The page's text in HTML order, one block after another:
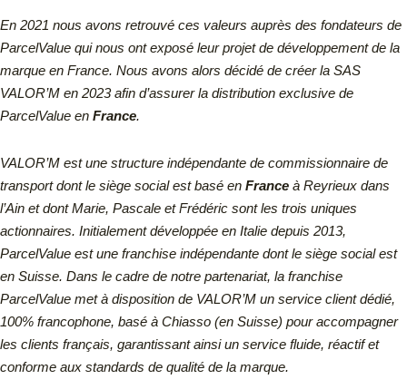
En 2021 nous avons retrouvé ces valeurs auprès des fondateurs de
ParcelValue qui nous ont exposé leur projet de développement de la
marque en France. Nous avons alors décidé de créer la SAS
VALOR’M en 2023 afin d’assurer la distribution exclusive de
ParcelValue en France.
VALOR’M est une structure indépendante de commissionnaire de
transport dont le siège social est basé en France à Reyrieux dans
l’Ain et dont Marie, Pascale et Frédéric sont les trois uniques
actionnaires. Initialement développée en Italie depuis 2013,
ParcelValue est une franchise indépendante dont le siège social est
en Suisse. Dans le cadre de notre partenariat, la franchise
ParcelValue met à disposition de VALOR’M un service client dédié,
100% francophone, basé à Chiasso (en Suisse) pour accompagner
les clients français, garantissant ainsi un service fluide, réactif et
conforme aux standards de qualité de la marque.